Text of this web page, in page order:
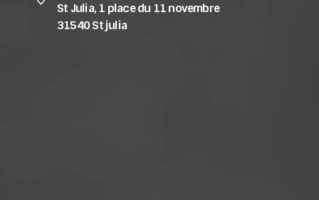
St Julia, 1 place du 11 novembre
31540 St julia